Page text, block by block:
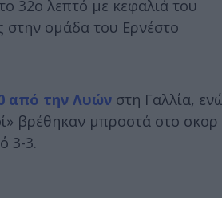
32ο λεπτό με κεφαλιά του
στην ομάδα του Ερνέστο
από την Λυών στη Γαλλία,
βρέθηκαν μπροστά στο σκορ
3-3.